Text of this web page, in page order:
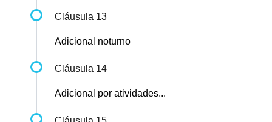
Cláusula 13
Adicional noturno
Cláusula 14
Adicional por atividades...